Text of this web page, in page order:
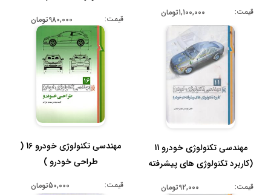
قیمت: 1,100,000تومان
قیمت: 980,000تومان
مهندسی تکنولوژی خودرو 11
(کاربرد تکنولوژی های پیشرفته
قیمت: 92,000تومان
مهندسی تکنولوژی خودرو 16 (
طراحی خودرو )
قیمت: 50,000تومان